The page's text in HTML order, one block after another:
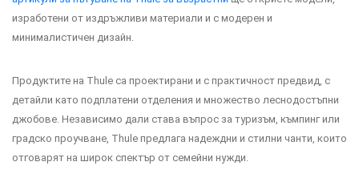
изработени от издръжливи материали и с модерен и
минималистичен дизайн.
Продуктите на Thule са проектирани и с практичност предвид, с
детайли като подплатени отделения и множество леснодостъпни
джобове. Независимо дали става въпрос за туризъм, къмпинг или
градско проучване, Thule предлага надеждни и стилни чанти, които
отговарят на широк спектър от семейни нужди.